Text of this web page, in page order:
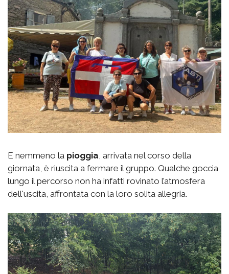
E nemmeno la pioggia , arrivata nel corso della
giornata, è riuscita a fermare il gruppo. Qualche goccia
lungo il percorso non ha infatti rovinato l’atmosfera
dell'uscita, affrontata con la loro solita allegria.